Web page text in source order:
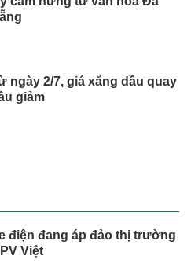
ngày 2/7, giá xăng dầu quay
giảm
điện đang áp đảo thị trường
Việt